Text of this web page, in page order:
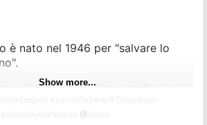
è nato nel 1946 per "salvare lo
il giornalista Massimo Della
e i simboli 1, X, 2. Obiettivo
Show more...
@